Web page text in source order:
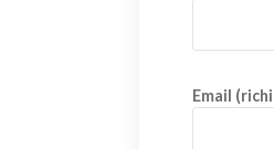
Email